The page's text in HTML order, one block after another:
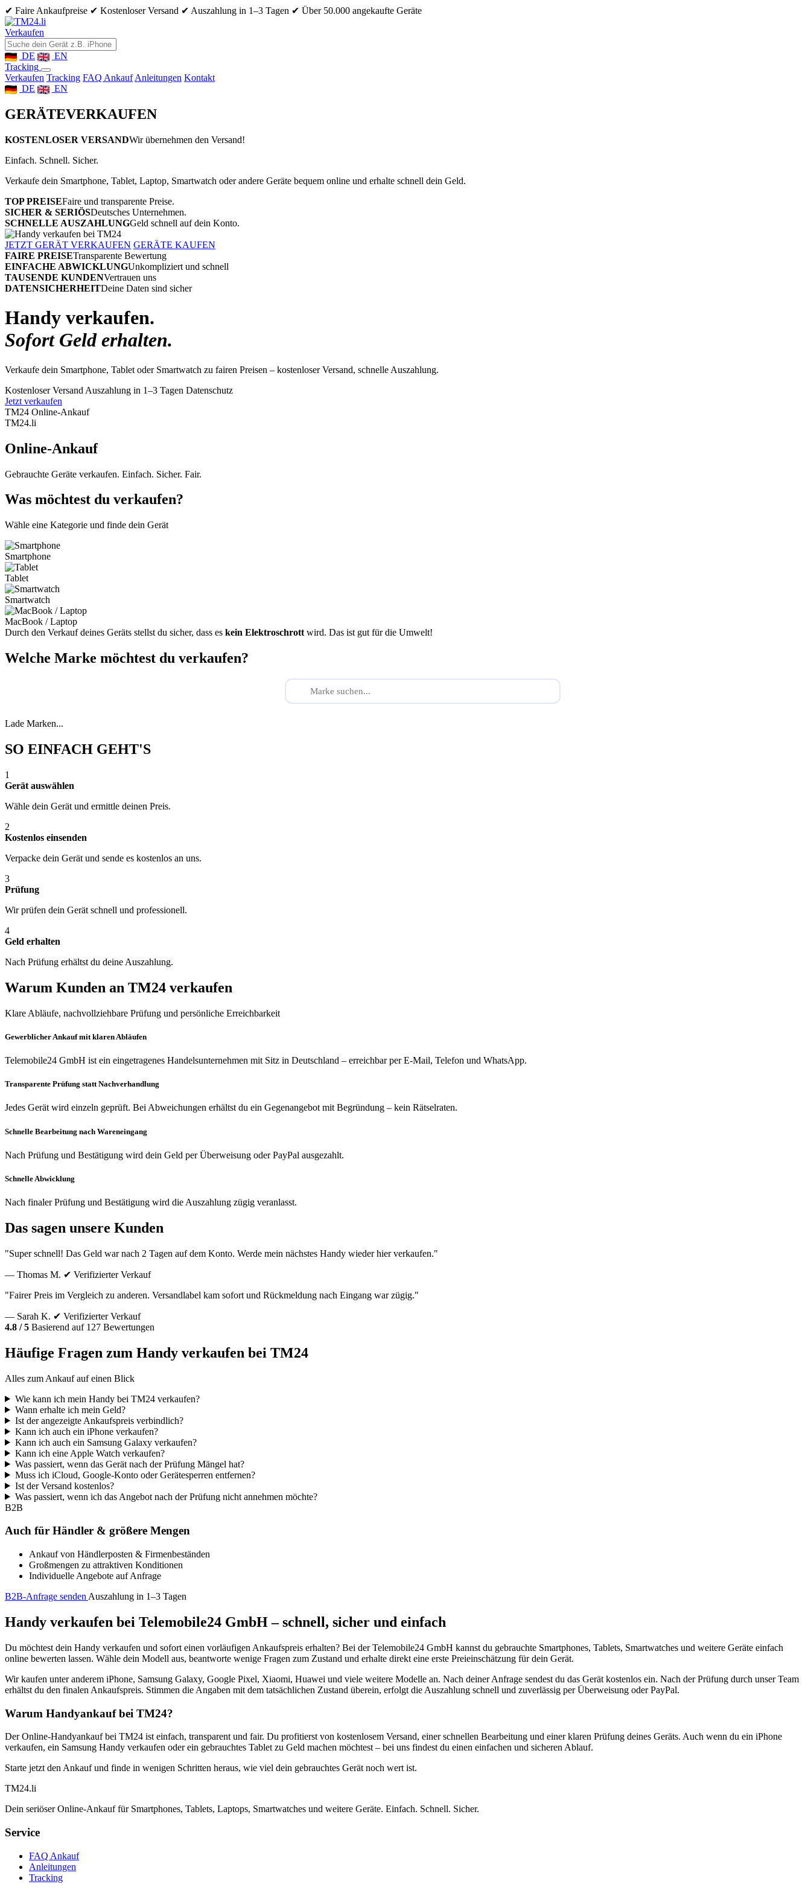
✔ Faire Ankaufpreise ✔ Kostenloser Versand ✔ Auszahlung in 1–3 Tagen ✔ Über 50.000 angekaufte Geräte
Verkaufen
DE
EN
Tracking
Verkaufen Tracking FAQ Ankauf Anleitungen Kontakt
DE
EN
GERÄTEVERKAUFEN
KOSTENLOSER VERSANDWir übernehmen den Versand!
Einfach. Schnell. Sicher.
Verkaufe dein Smartphone, Tablet, Laptop, Smartwatch oder andere Geräte bequem online und erhalte schnell dein Geld.
TOP PREISEFaire und transparente Preise.
SICHER & SERIÖSDeutsches Unternehmen.
SCHNELLE AUSZAHLUNGGeld schnell auf dein Konto.
JETZT GERÄT VERKAUFEN GERÄTE KAUFEN
FAIRE PREISETransparente Bewertung
EINFACHE ABWICKLUNGUnkompliziert und schnell
TAUSENDE KUNDENVertrauen uns
DATENSICHERHEITDeine Daten sind sicher
Handy verkaufen.
Sofort Geld erhalten.
Verkaufe dein Smartphone, Tablet oder Smartwatch zu fairen Preisen – kostenloser Versand, schnelle Auszahlung.
Kostenloser Versand Auszahlung in 1–3 Tagen Datenschutz
Jetzt verkaufen
TM24 Online-Ankauf
TM24.li
Online-Ankauf
Gebrauchte Geräte verkaufen. Einfach. Sicher. Fair.
Was möchtest du verkaufen?
Wähle eine Kategorie und finde dein Gerät
Smartphone
Tablet
Smartwatch
MacBook / Laptop
Durch den Verkauf deines Geräts stellst du sicher, dass es kein Elektroschrott wird. Das ist gut für die Umwelt!
Welche Marke möchtest du verkaufen?
Lade Marken...
SO EINFACH GEHT'S
1
Gerät auswählen
Wähle dein Gerät und ermittle deinen Preis.
2
Kostenlos einsenden
Verpacke dein Gerät und sende es kostenlos an uns.
3
Prüfung
Wir prüfen dein Gerät schnell und professionell.
4
Geld erhalten
Nach Prüfung erhältst du deine Auszahlung.
Warum Kunden an TM24 verkaufen
Klare Abläufe, nachvollziehbare Prüfung und persönliche Erreichbarkeit
Gewerblicher Ankauf mit klaren Abläufen
Telemobile24 GmbH ist ein eingetragenes Handelsunternehmen mit Sitz in Deutschland – erreichbar per E-Mail, Telefon und WhatsApp.
Transparente Prüfung statt Nachverhandlung
Jedes Gerät wird einzeln geprüft. Bei Abweichungen erhältst du ein Gegenangebot mit Begründung – kein Rätselraten.
Schnelle Bearbeitung nach Wareneingang
Nach Prüfung und Bestätigung wird dein Geld per Überweisung oder PayPal ausgezahlt.
Schnelle Abwicklung
Nach finaler Prüfung und Bestätigung wird die Auszahlung zügig veranlasst.
Das sagen unsere Kunden
"Super schnell! Das Geld war nach 2 Tagen auf dem Konto. Werde mein nächstes Handy wieder hier verkaufen."
— Thomas M. ✔ Verifizierter Verkauf
"Fairer Preis im Vergleich zu anderen. Versandlabel kam sofort und Rückmeldung nach Eingang war zügig."
— Sarah K. ✔ Verifizierter Verkauf
4.8 / 5 Basierend auf 127 Bewertungen
Häufige Fragen zum Handy verkaufen bei TM24
Alles zum Ankauf auf einen Blick
Wie kann ich mein Handy bei TM24 verkaufen?
Wann erhalte ich mein Geld?
Ist der angezeigte Ankaufspreis verbindlich?
Kann ich auch ein iPhone verkaufen?
Kann ich auch ein Samsung Galaxy verkaufen?
Kann ich eine Apple Watch verkaufen?
Was passiert, wenn das Gerät nach der Prüfung Mängel hat?
Muss ich iCloud, Google-Konto oder Gerätesperren entfernen?
Ist der Versand kostenlos?
Was passiert, wenn ich das Angebot nach der Prüfung nicht annehmen möchte?
B2B
Auch für Händler & größere Mengen
Ankauf von Händlerposten & Firmenbeständen
Großmengen zu attraktiven Konditionen
Individuelle Angebote auf Anfrage
B2B-Anfrage senden Auszahlung in 1–3 Tagen
Handy verkaufen bei Telemobile24 GmbH – schnell, sicher und einfach
Du möchtest dein Handy verkaufen und sofort einen vorläufigen Ankaufspreis erhalten? Bei der Telemobile24 GmbH kannst du gebrauchte Smartphones, Tablets, Smartwatches und weitere Geräte einfach
online bewerten lassen. Wähle dein Modell aus, beantworte wenige Fragen zum Zustand und erhalte direkt eine erste Preieinschätzung für dein Gerät.
Wir kaufen unter anderem iPhone, Samsung Galaxy, Google Pixel, Xiaomi, Huawei und viele weitere Modelle an. Nach deiner Anfrage sendest du das Gerät kostenlos ein. Nach der Prüfung durch unser Team
erhältst du den finalen Ankaufspreis. Stimmen die Angaben mit dem tatsächlichen Zustand überein, erfolgt die Auszahlung schnell und zuverlässig per Überweisung oder PayPal.
Warum Handyankauf bei TM24?
Der Online-Handyankauf bei TM24 ist einfach, transparent und fair. Du profitierst von kostenlosem Versand, einer schnellen Bearbeitung und einer klaren Prüfung deines Geräts. Auch wenn du ein iPhone
verkaufen, ein Samsung Handy verkaufen oder ein gebrauchtes Tablet zu Geld machen möchtest – bei uns findest du einen einfachen und sicheren Ablauf.
Starte jetzt den Ankauf und finde in wenigen Schritten heraus, wie viel dein gebrauchtes Gerät noch wert ist.
TM24.li
Dein seriöser Online-Ankauf für Smartphones, Tablets, Laptops, Smartwatches und weitere Geräte. Einfach. Schnell. Sicher.
Service
FAQ Ankauf
Anleitungen
Tracking